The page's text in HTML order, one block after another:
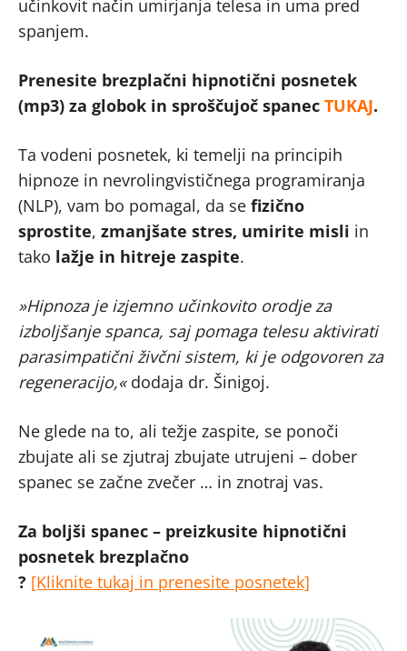
učinkovit način umirjanja telesa in uma pred
spanjem.
Prenesite brezplačni hipnotični posnetek
(mp3) za globok in sproščujoč spanec TUKAJ.
Ta vodeni posnetek, ki temelji na principih
hipnoze in nevrolingvističnega programiranja
(NLP), vam bo pomagal, da se fizično
sprostite, zmanjšate stres, umirite misli in
tako lažje in hitreje zaspite.
»Hipnoza je izjemno učinkovito orodje za
izboljšanje spanca, saj pomaga telesu aktivirati
parasimpatični živčni sistem, ki je odgovoren za
regeneracijo,«dodaja dr. Šinigoj.
Ne glede na to, ali težje zaspite, se ponoči
zbujate ali se zjutraj zbujate utrujeni – dober
spanec se začne zvečer … in znotraj vas.
Za boljši spanec – preizkusite hipnotični
posnetek brezplačno
? [Kliknite tukaj in prenesite posnetek]